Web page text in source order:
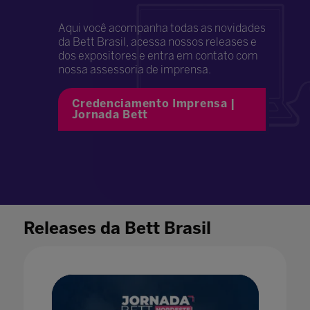
Aqui você acompanha todas as novidades
da Bett Brasil, acessa nossos releases e
dos expositores e entra em contato com
nossa assessoria de imprensa.
Credenciamento Imprensa |
Jornada Bett
Releases da Bett Brasil